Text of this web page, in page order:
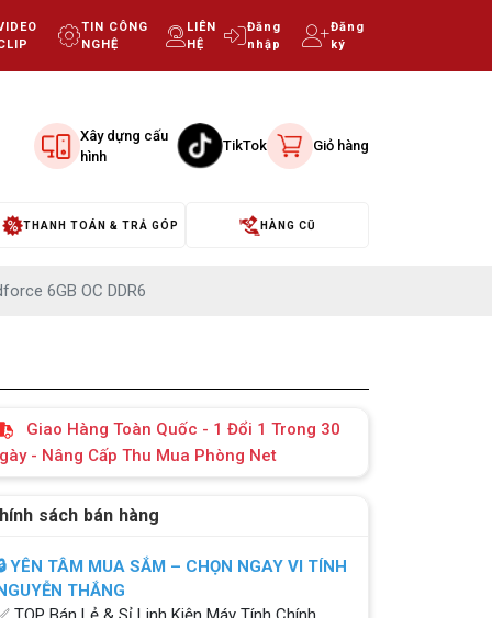
TIN CÔNG
NGHỆ
LIÊN
HỆ
Đăng
nhập
Đăng
ký
Xây dựng cấu
hình
TikTok Giỏ hàng
THANH TOÁN & TRẢ GÓP HÀNG CŨ
6GB OC DDR6
Giao Hàng Toàn Quốc - 1 Đổi 1 Trong 30
- Nâng Cấp Thu Mua Phòng Net
sách bán hàng
YÊN TÂM MUA SẮM – CHỌN NGAY VI TÍNH
THẮNG